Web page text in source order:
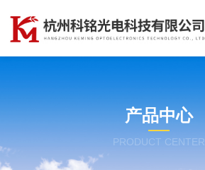
产品中心
PRODUCT CENTER